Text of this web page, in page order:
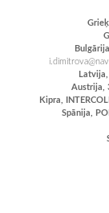
Latvija,
Austrija,
Kipra,
Spānija,